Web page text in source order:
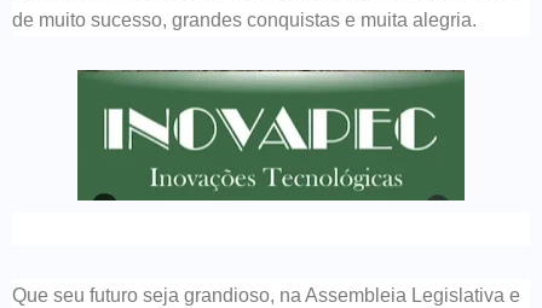
de muito sucesso, grandes conquistas e muita alegria.
Que seu futuro seja grandioso, na Assembleia Legislativa e